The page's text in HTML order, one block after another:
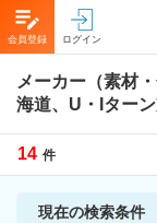
会員登録 ログイン
メーカー（素材
海道、U・Iター
14 件
現在の検索条件